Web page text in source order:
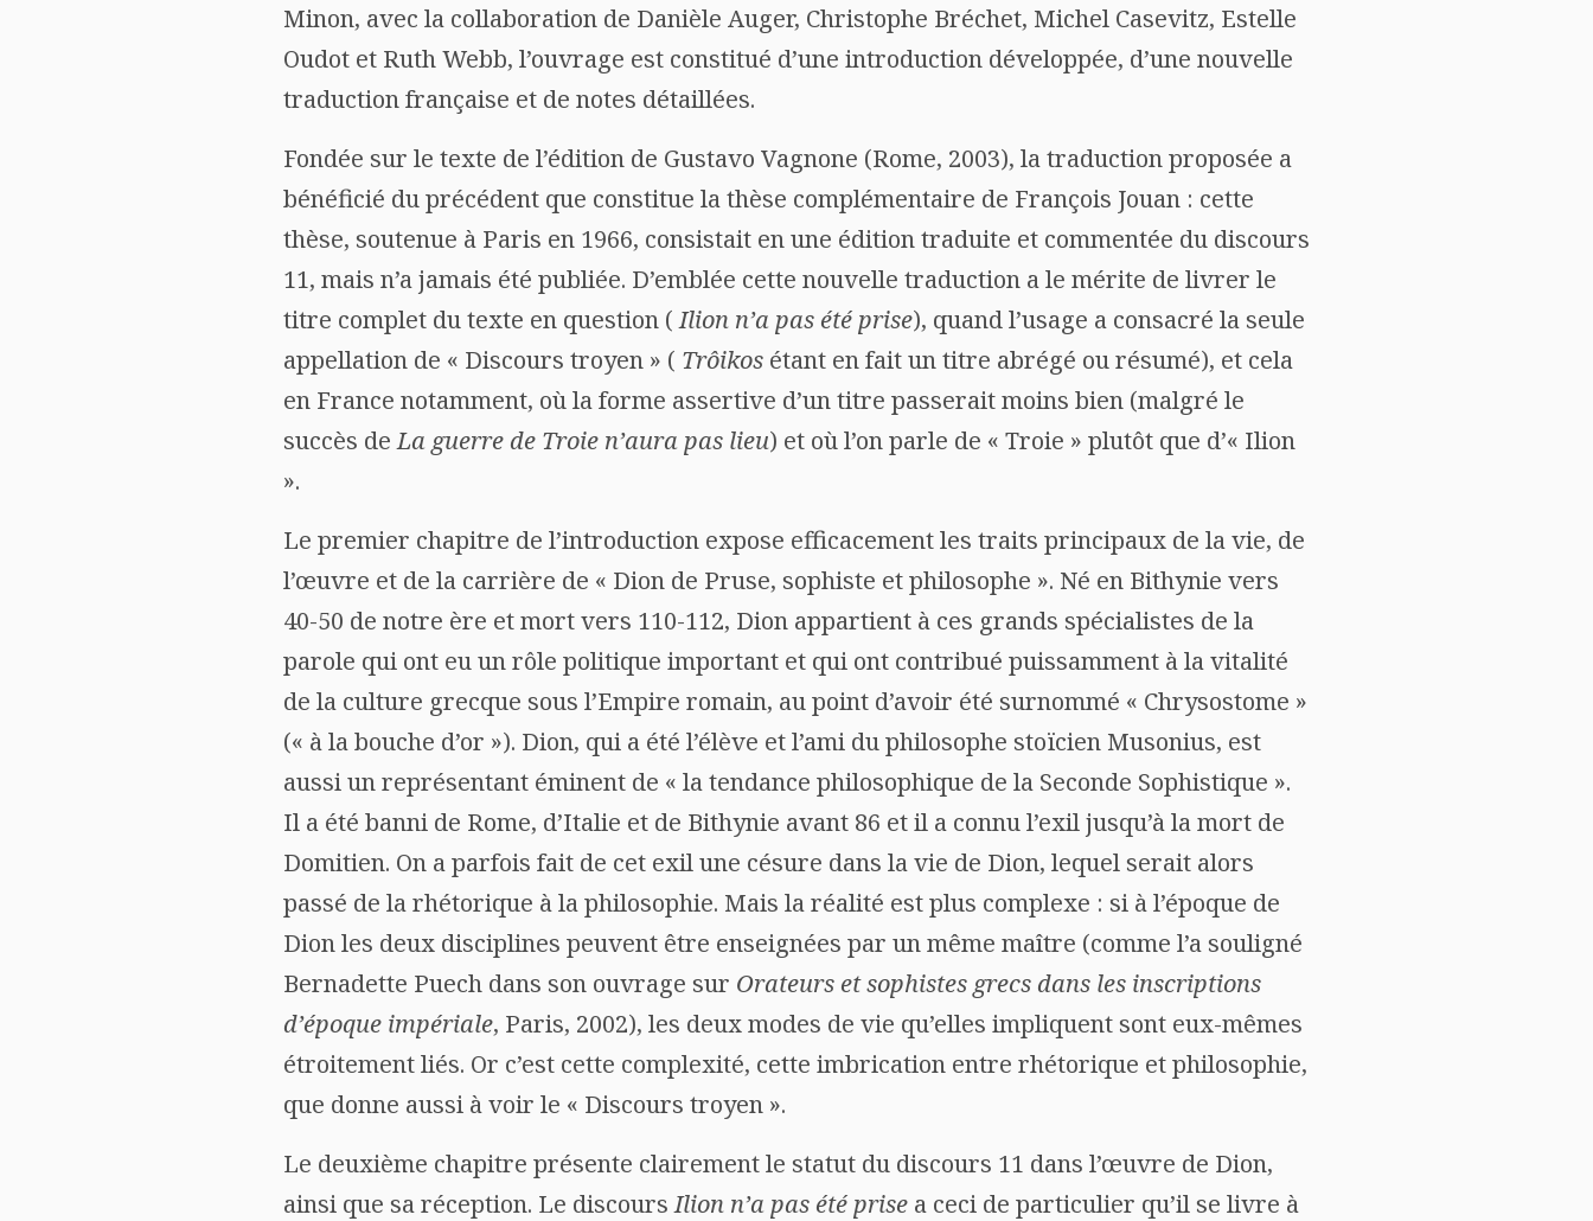
Minon, avec la collaboration de Danièle Auger, Christophe Bréchet, Michel Casevitz, Estelle
Oudot et Ruth Webb, l’ouvrage est constitué d’une introduction développée, d’une nouvelle
traduction française et de notes détaillées.
Fondée sur le texte de l’édition de Gustavo Vagnone (Rome, 2003), la traduction proposée a
bénéficié du précédent que constitue la thèse complémentaire de François Jouan : cette
thèse, soutenue à Paris en 1966, consistait en une édition traduite et commentée du discours
11, mais n’a jamais été publiée. D’emblée cette nouvelle traduction a le mérite de livrer le
titre complet du texte en question (Ilion n’a pas été prise), quand l’usage a consacré la seule
appellation de « Discours troyen » ( Trôikos étant en fait un titre abrégé ou résumé), et cela
en France notamment, où la forme assertive d’un titre passerait moins bien (malgré le
succès deLa guerre de Troie n’aura pas lieu) et où l’on parle de « Troie » plutôt que d’« Ilion
».
Le premier chapitre de l’introduction expose efficacement les traits principaux de la vie, de
l’œuvre et de la carrière de « Dion de Pruse, sophiste et philosophe ». Né en Bithynie vers
40-50 de notre ère et mort vers 110-112, Dion appartient à ces grands spécialistes de la
parole qui ont eu un rôle politique important et qui ont contribué puissamment à la vitalité
de la culture grecque sous l’Empire romain, au point d’avoir été surnommé « Chrysostome »
(« à la bouche d’or »). Dion, qui a été l’élève et l’ami du philosophe stoïcien Musonius, est
aussi un représentant éminent de « la tendance philosophique de la Seconde Sophistique ».
Il a été banni de Rome, d’Italie et de Bithynie avant 86 et il a connu l’exil jusqu’à la mort de
Domitien. On a parfois fait de cet exil une césure dans la vie de Dion, lequel serait alors
passé de la rhétorique à la philosophie. Mais la réalité est plus complexe : si à l’époque de
Dion les deux disciplines peuvent être enseignées par un même maître (comme l’a souligné
Bernadette Puech dans son ouvrage sur Orateurs et sophistes grecs dans les inscriptions
d’époque impériale, Paris, 2002), les deux modes de vie qu’elles impliquent sont eux-mêmes
étroitement liés. Or c’est cette complexité, cette imbrication entre rhétorique et philosophie,
que donne aussi à voir le « Discours troyen ».
Le deuxième chapitre présente clairement le statut du discours 11 dans l’œuvre de Dion,
ainsi que sa réception. Le discoursIlion n’a pas été prise a ceci de particulier qu’il se livre à